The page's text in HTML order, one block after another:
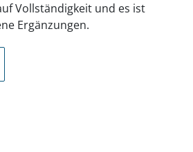
Vollständigkeit und es ist
Ergänzungen.